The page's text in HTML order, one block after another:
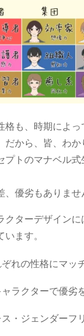
格も、時期によ
だから、皆、わか
プトのマナベル式
、優劣もありませ
クターデザイン
ます。
れの性格にマッ
ャラクターで優劣
・ジェンダーフ